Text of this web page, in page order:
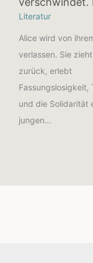
Literatur
Alice wird von
verlassen. Sie
zurück, erlebt
Fassungslosigkeit,
und die Solidarität
jungen…